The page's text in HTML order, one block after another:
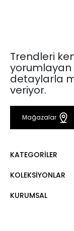
Trendleri
yorumlayan
detaylarla
veriyor.
Mağazalar
KATEGORILER
Elbise
KOLEKSIYONLAR
Mert Aslan
KURUMSAL